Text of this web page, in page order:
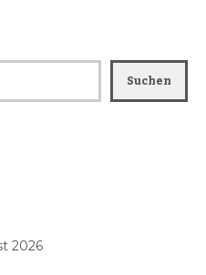
Suchen
2026